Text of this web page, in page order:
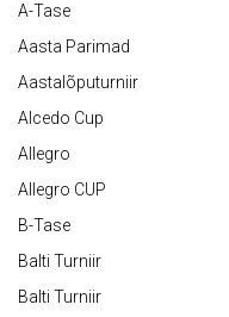
A-Tase
Aasta Parimad
Aastalõputurniir
Alcedo Cup
Allegro
Allegro CUP
B-Tase
Balti Turniir
Balti Turniir